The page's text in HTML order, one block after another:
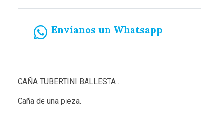
Envíanos un Whatsapp
CAÑA TUBERTINI BALLESTA .
Caña de una pieza.